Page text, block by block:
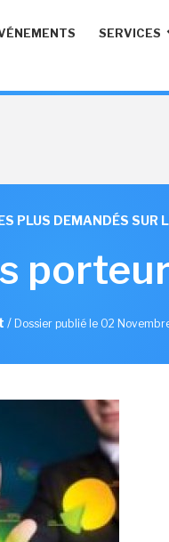
SERVICES
PLUS DEMANDÉS SUR
/ Dossier publié le 02